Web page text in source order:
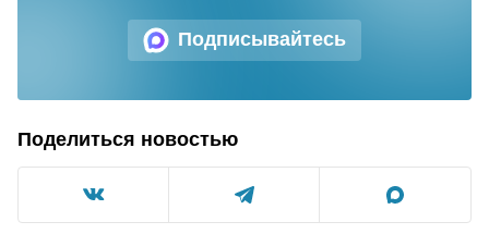
Подписывайтесь
Поделиться новостью